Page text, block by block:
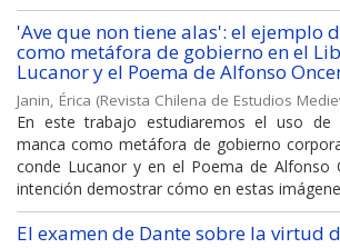
'Ave que non tiene alas': el ejemplo
como metáfora de gobierno en el
Lucanor y el Poema de Alfonso
Janin, Érica (Revista Chilena de Estudios
En este trabajo estudiaremos el uso de
manca como metáfora de gobierno
conde Lucanor y en el Poema de Alfonso
intención demostrar cómo en estas
El examen de Dante sobre la virtud